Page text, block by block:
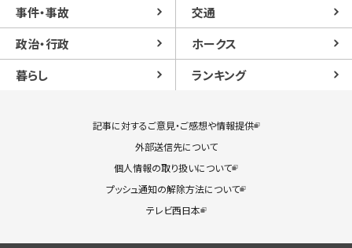
事件・事故
交通
政治・行政
ホークス
暮らし
ランキング
記事に対するご意見・ご感想や情報提供
外部送信先について
個人情報の取り扱いについて
プッシュ通知の解除方法について
テレビ西日本